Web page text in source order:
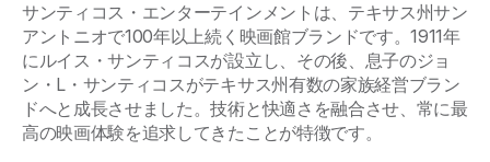
サンティコス・エンターテインメントは、テキサス州サン
アントニオで100年以上続く映画館ブランドです。1911年
にルイス・サンティコスが設立し、その後、息子のジョ
ン・L・サンティコスがテキサス州有数の家族経営ブラン
ドへと成長させました。技術と快適さを融合させ、常に最
高の映画体験を追求してきたことが特徴です。